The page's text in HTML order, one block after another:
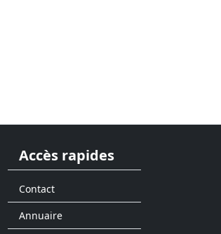
Accès rapides
Contact
Annuaire